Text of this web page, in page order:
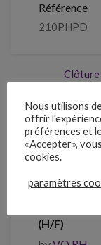
Référence
210PHPD
Clôture
Emplois
CDI
(H/F)
Nous utilisons
offrir
préférences et
«Accepter»,
cookies.
paramètres